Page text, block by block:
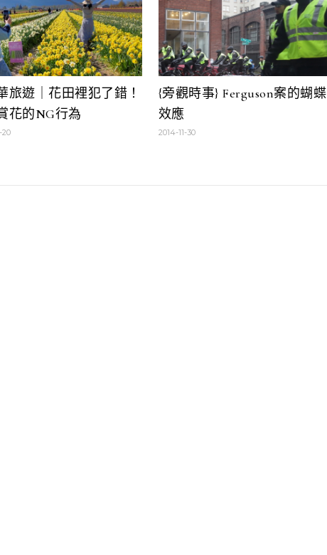
旅遊｜花田裡犯了錯！
花的NG行為
20
{旁觀時事} Ferguson案的蝴蝶
效應
2014-11-30